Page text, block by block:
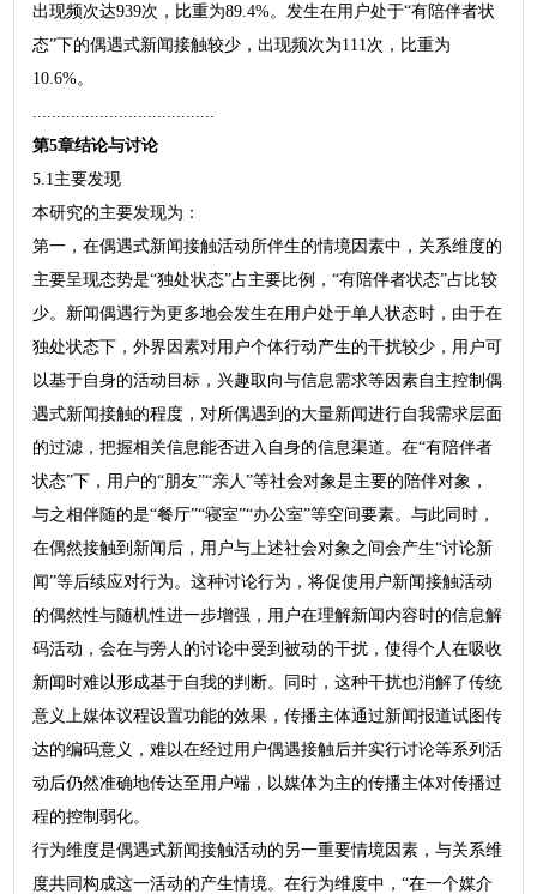
出现频次达939次，比重为89.4%。发生在用户处于“有陪伴者状
态”下的偶遇式新闻接触较少，出现频次为111次，比重为
10.6%。
第5章结论与讨论
5.1主要发现
本研究的主要发现为：
第一，在偶遇式新闻接触活动所伴生的情境因素中，关系维度的
主要呈现态势是“独处状态”占主要比例，“有陪伴者状态”占比较
少。新闻偶遇行为更多地会发生在用户处于单人状态时，由于在
独处状态下，外界因素对用户个体行动产生的干扰较少，用户可
以基于自身的活动目标，兴趣取向与信息需求等因素自主控制偶
遇式新闻接触的程度，对所偶遇到的大量新闻进行自我需求层面
的过滤，把握相关信息能否进入自身的信息渠道。在“有陪伴者
状态”下，用户的“朋友”“亲人”等社会对象是主要的陪伴对象，
与之相伴随的是“餐厅”“寝室”“办公室”等空间要素。与此同时，
在偶然接触到新闻后，用户与上述社会对象之间会产生“讨论新
闻”等后续应对行为。这种讨论行为，将促使用户新闻接触活动
的偶然性与随机性进一步增强，用户在理解新闻内容时的信息解
码活动，会在与旁人的讨论中受到被动的干扰，使得个人在吸收
新闻时难以形成基于自我的判断。同时，这种干扰也消解了传统
意义上媒体议程设置功能的效果，传播主体通过新闻报道试图传
达的编码意义，难以在经过用户偶遇接触后并实行讨论等系列活
动后仍然准确地传达至用户端，以媒体为主的传播主体对传播过
程的控制弱化。
行为维度是偶遇式新闻接触活动的另一重要情境因素，与关系维
度共同构成这一活动的产生情境。在行为维度中，“在一个媒介